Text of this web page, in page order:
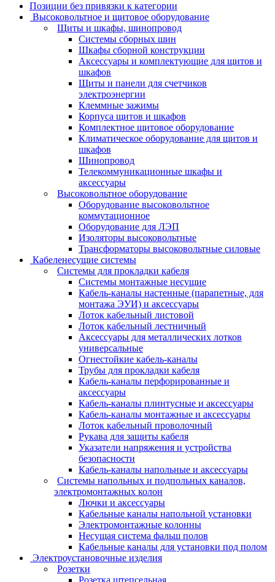
Позиции без привязки к категории
Высоковольтное и щитовое оборудование
Щиты и шкафы, шинопровод
Системы сборных шин
Шкафы сборной конструкции
Аксессуары и комплектующие для щитов и
шкафов
Щиты и панели для счетчиков
электроэнергии
Клеммные зажимы
Корпуса щитов и шкафов
Комплектное щитовое оборудование
Климатическое оборудование для щитов и
шкафов
Шинопровод
Телекоммуникационные шкафы и
аксессуары
Высоковольтное оборудование
Оборудование высоковольтное
коммутационное
Оборудование для ЛЭП
Изоляторы высоковольтные
Трансформаторы высоковольтные силовые
Кабеленесущие системы
Системы для прокладки кабеля
Системы монтажные несущие
Кабель-каналы настенные (парапетные, для
монтажа ЭУИ) и аксессуары
Лоток кабельный листовой
Лоток кабельный лестничный
Аксессуары для металлических лотков
универсальные
Огнестойкие кабель-каналы
Трубы для прокладки кабеля
Кабель-каналы перфорированные и
аксессуары
Кабель-каналы плинтусные и аксессуары
Кабель-каналы монтажные и аксессуары
Лоток кабельный проволочный
Рукава для защиты кабеля
Указатели напряжения и устройства
безопасности
Кабель-каналы напольные и аксессуары
Системы напольных и подпольных каналов,
электромонтажных колон
Лючки и аксессуары
Кабельные каналы напольной установки
Электромонтажные колонны
Несущая система фальш полов
Кабельные каналы для установки под полом
Электроустановочные изделия
Розетки
Розетка штепсельная